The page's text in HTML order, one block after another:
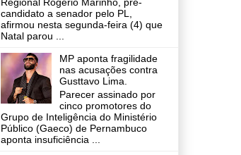
candidato a senador pelo PL,
afirmou nesta segunda-feira (4) que
Natal parou ...
MP aponta fragilidade
nas acusações contra
Gusttavo Lima.
Parecer assinado por
cinco promotores do
Grupo de Inteligência do Ministério
Público (Gaeco) de Pernambuco
aponta insuficiência ...